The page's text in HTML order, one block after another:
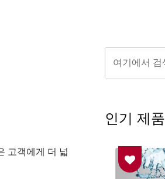
고객에게 더 넓
인기 제품